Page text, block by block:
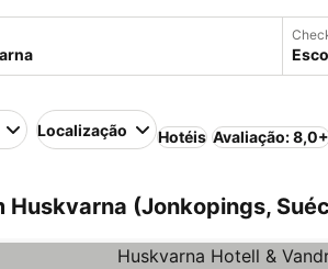
Localização Hotéis Avaliação: 8,0+
Huskvarna (Jonkopings,